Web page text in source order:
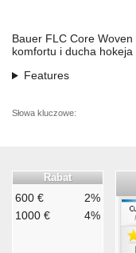
Bauer FLC Core Woven
komfortu i ducha hokeja
Features
Słowa kluczowe:
Rabat
600 €
2%
1000 €
4%